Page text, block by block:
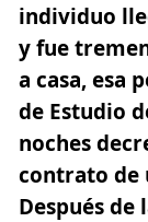
individuo
y fue
a casa, esa
de Estudio
noches
contrato de
Después